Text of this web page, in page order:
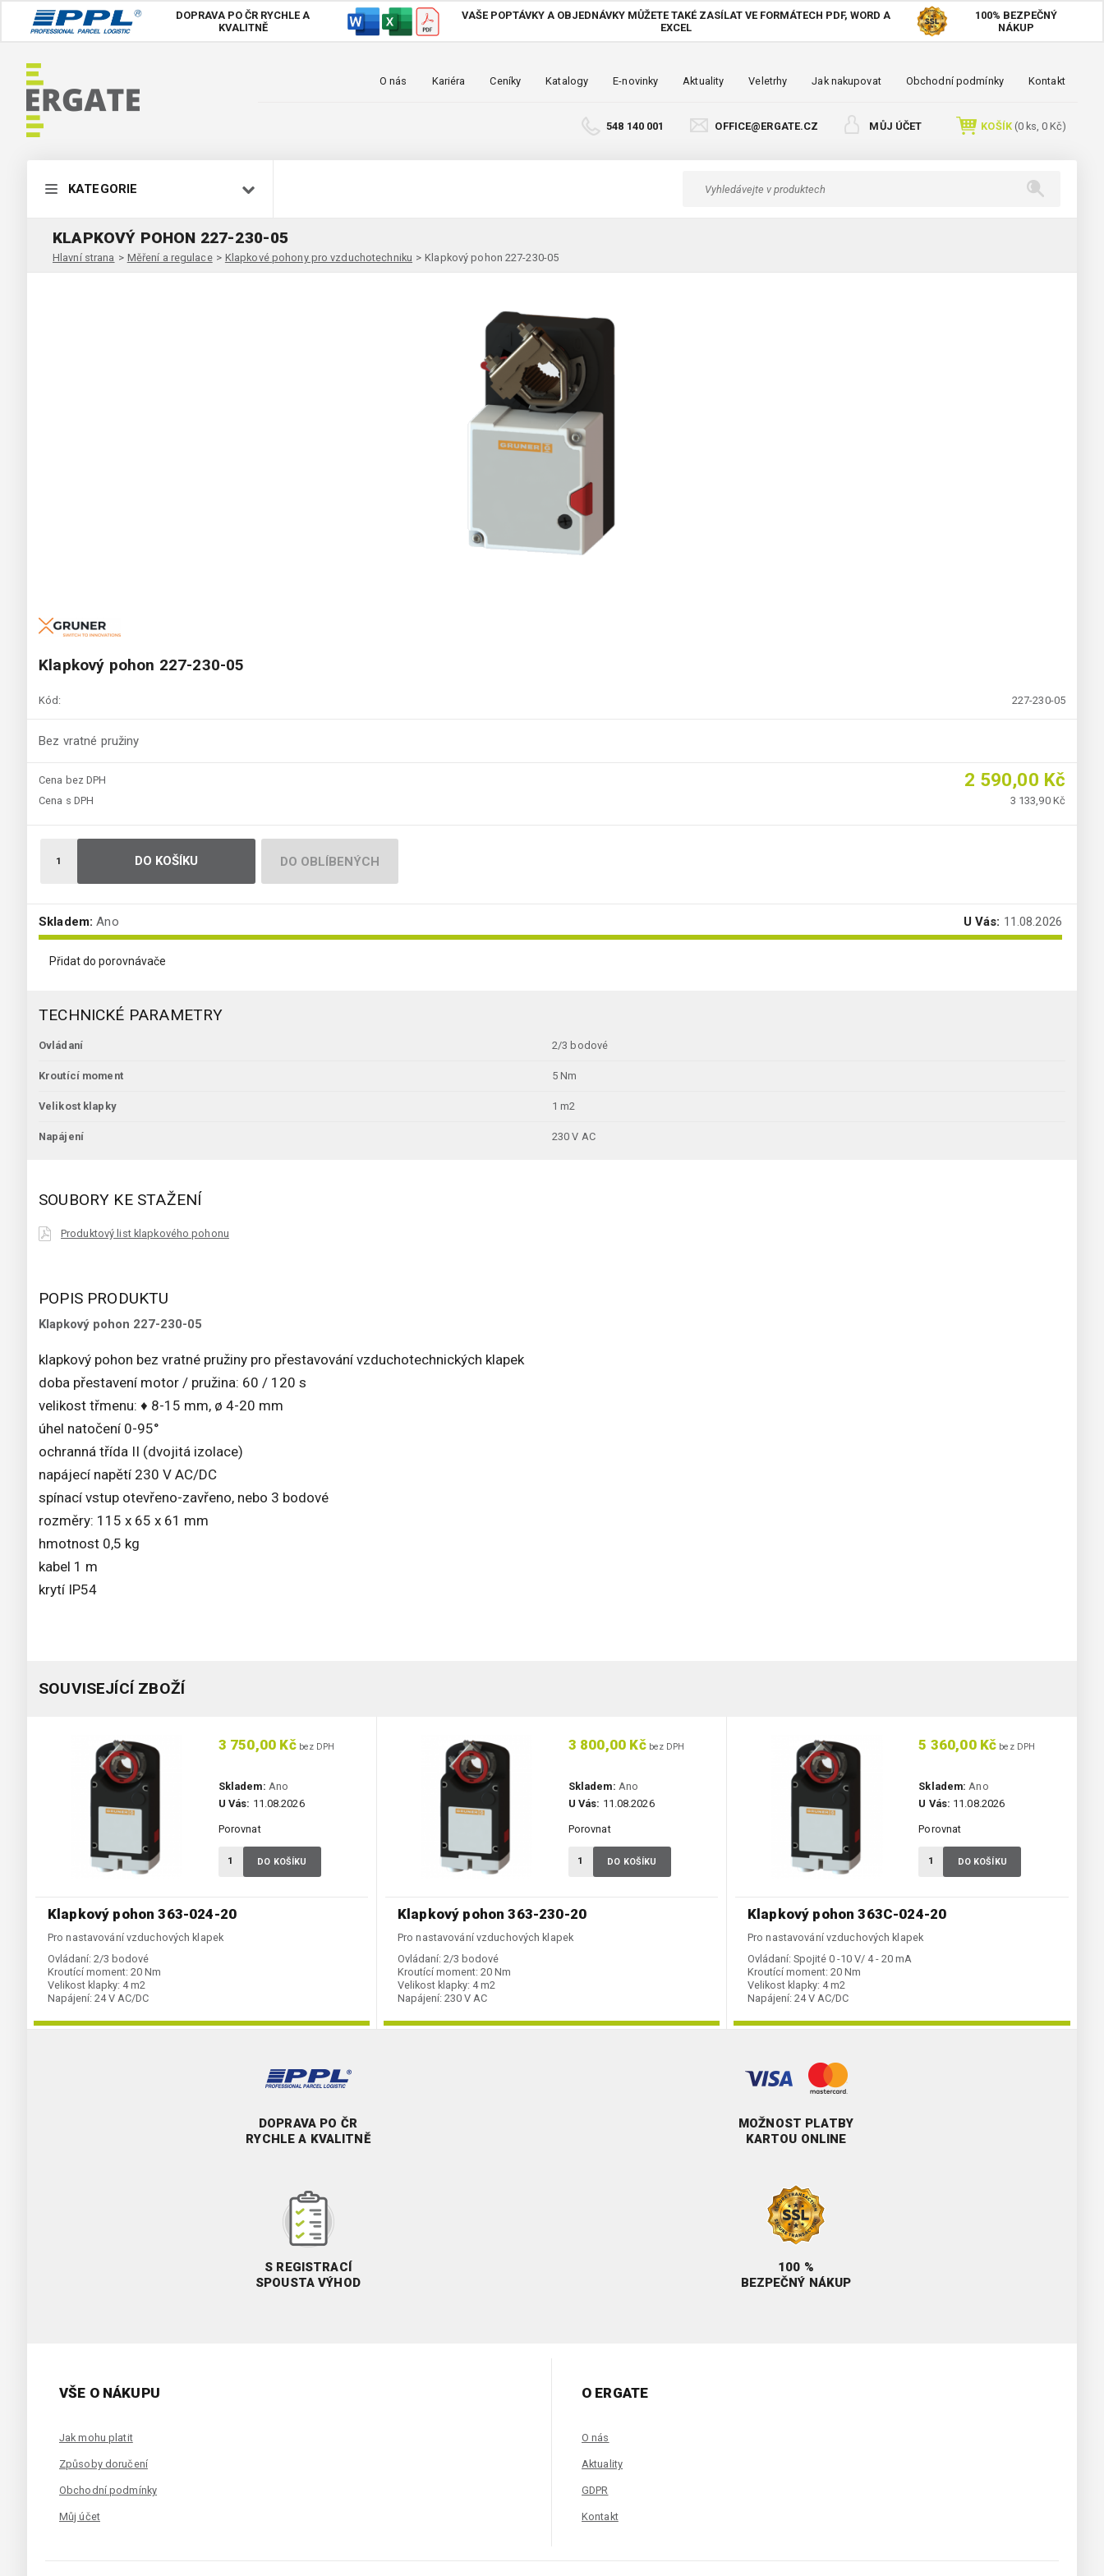
DOPRAVA PO ČR RYCHLE A
KVALITNĚ
VAŠE POPTÁVKY A OBJEDNÁVKY MŮŽETE TAKÉ ZASÍLAT VE FORMÁTECH PDF, WORD A
EXCEL
100% BEZPEČNÝ
NÁKUP
O nás Kariéra Ceníky Katalogy E-novinky Aktuality Veletrhy Jak nakupovat Obchodní podmínky Kontakt
548 140 001 OFFICE@ERGATE.CZ MŮJ ÚČET KOŠÍK(0ks, 0 Kč)
KATEGORIE
KLAPKOVÝ POHON 227-230-05
Hlavní strana > Měření a regulace > Klapkové pohony pro vzduchotechniku > Klapkový pohon 227-230-05
Klapkový pohon 227-230-05
Kód: 227-230-05
Bez vratné pružiny
Cena bez DPH 2 590,00 Kč
Cena s DPH 3 133,90 Kč
DO KOŠÍKU DO OBLÍBENÝCH
Skladem: Ano U Vás: 11.08.2026
Přidat do porovnávače
TECHNICKÉ PARAMETRY
Ovládaní 2/3 bodové
Kroutící moment 5 Nm
Velikost klapky 1 m2
Napájení 230 V AC
SOUBORY KE STAŽENÍ
Produktový list klapkového pohonu
POPIS PRODUKTU
Klapkový pohon 227-230-05
klapkový pohon bez vratné pružiny pro přestavování vzduchotechnických klapek
doba přestavení motor / pružina: 60 / 120 s
velikost třmenu: ♦ 8-15 mm, ø 4-20 mm
úhel natočení 0-95°
ochranná třída II (dvojitá izolace)
napájecí napětí 230 V AC/DC
spínací vstup otevřeno-zavřeno, nebo 3 bodové
rozměry: 115 x 65 x 61 mm
hmotnost 0,5 kg
kabel 1 m
krytí IP54
SOUVISEJÍCÍ ZBOŽÍ
Klapkový pohon 363-024-20
Pro nastavování vzduchových klapek
Ovládaní: 2/3 bodové
Kroutící moment: 20 Nm
Velikost klapky: 4 m2
Napájení: 24 V AC/DC
3 750,00 Kčbez DPH
Skladem: Ano
U Vás: 11.08.2026
Porovnat
DO KOŠÍKU
Klapkový pohon 363-230-20
Pro nastavování vzduchových klapek
Ovládaní: 2/3 bodové
Kroutící moment: 20 Nm
Velikost klapky: 4 m2
Napájení: 230 V AC
3 800,00 Kčbez DPH
Skladem: Ano
U Vás: 11.08.2026
Porovnat
DO KOŠÍKU
Klapkový pohon 363C-024-20
Pro nastavování vzduchových klapek
Ovládaní: Spojité 0 -10 V/ 4 - 20 mA
Kroutící moment: 20 Nm
Velikost klapky: 4 m2
Napájení: 24 V AC/DC
5 360,00 Kč bez DPH
Skladem: Ano
U Vás: 11.08.2026
Porovnat
DO KOŠÍKU
DOPRAVA PO ČR
RYCHLE A KVALITNĚ
MOŽNOST PLATBY
KARTOU ONLINE
S REGISTRACÍ
SPOUSTA VÝHOD
100 %
BEZPEČNÝ NÁKUP
VŠE O NÁKUPU
Jak mohu platit
Způsoby doručení
Obchodní podmínky
Můj účet
O ERGATE
O nás
Aktuality
GDPR
Kontakt